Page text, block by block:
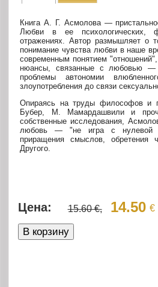
Книга А. Г. Асмолова —
Любви в ее психологических,
отражениях. Автор размышляет о
понимание чувства любви в наше
современным понятием
нюансы, связанные с любовью
проблемы автономии
злоупотребления до связи
Опираясь на труды философов и
Бубер, М. Мамардашвили и
собственные исследования,
любовь — "не игра с нулевой
приращения смыслов, обретения
Другого.
Цена: 15.60 €, 14.50 €